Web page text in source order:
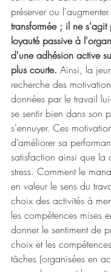
préserver ou l'augmenter.
transformée ; il ne s'agit
loyauté passive à
d'une adhésion active
plus courte. Ainsi, la
recherche des
données par le travail
se sentir bien dans son
s'ennuyer. Ces
d’améliorer sa
satisfaction ainsi que la
stress. Comment le
en valeur le sens du
choix des activités à
les compétences mises
donner le sentiment de
choix et les
tâches (organisées en